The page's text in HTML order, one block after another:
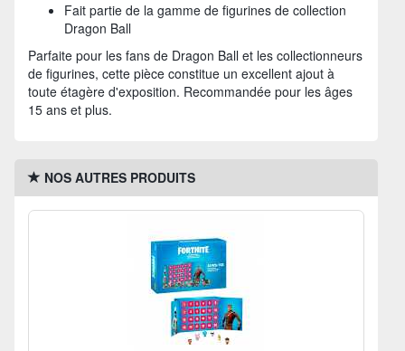
Fait partie de la gamme de figurines de collection
Dragon Ball
Parfaite pour les fans de Dragon Ball et les collectionneurs
de figurines, cette pièce constitue un excellent ajout à
toute étagère d'exposition. Recommandée pour les âges
15 ans et plus.
NOS AUTRES PRODUITS